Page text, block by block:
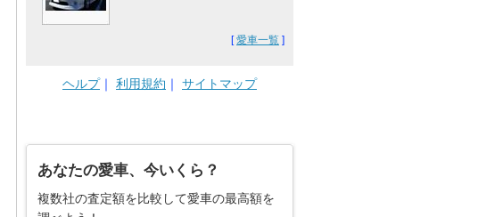
[愛車一覧 ]
ヘルプ｜ 利用規約 ｜ サイトマップ
あなたの愛車、今いくら？
複数社の査定額を比較して愛車の最高額を